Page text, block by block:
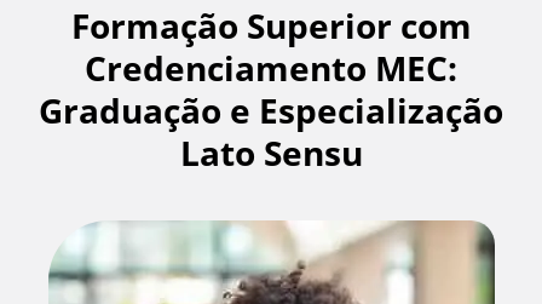
Formação Superior com
Credenciamento MEC:
Graduação e Especialização
Lato Sensu